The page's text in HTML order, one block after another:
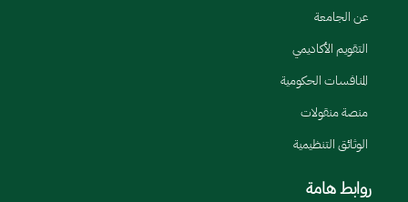
عن الجامعة
التقويم الأكاديمي
المنافسات الحكومية
منصة منقولات
الوثائق التنظيمية
روابط هامة